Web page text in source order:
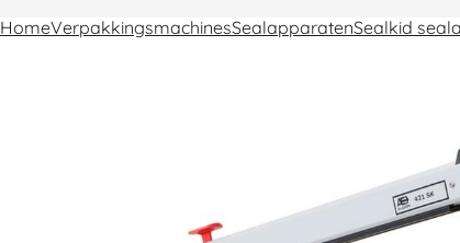
HomeVerpakkingsmachinesSealapparatenSealkid